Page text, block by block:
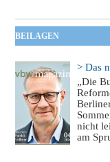
BEILAGEN
> Das
„Die
nicht
am